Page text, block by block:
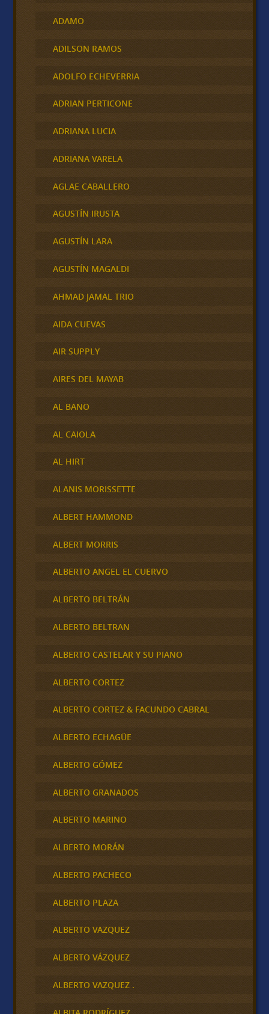
ADAMO
ADILSON RAMOS
ADOLFO ECHEVERRIA
ADRIAN PERTICONE
ADRIANA LUCIA
ADRIANA VARELA
AGLAE CABALLERO
AGUSTÍN IRUSTA
AGUSTÍN LARA
AGUSTÍN MAGALDI
AHMAD JAMAL TRIO
AIDA CUEVAS
AIR SUPPLY
AIRES DEL MAYAB
AL BANO
AL CAIOLA
AL HIRT
ALANIS MORISSETTE
ALBERT HAMMOND
ALBERT MORRIS
ALBERTO ANGEL EL CUERVO
ALBERTO BELTRÁN
ALBERTO BELTRAN
ALBERTO CASTELAR Y SU PIANO
ALBERTO CORTEZ
ALBERTO CORTEZ & FACUNDO CABRAL
ALBERTO ECHAGÜE
ALBERTO GÓMEZ
ALBERTO GRANADOS
ALBERTO MARINO
ALBERTO MORÁN
ALBERTO PACHECO
ALBERTO PLAZA
ALBERTO VAZQUEZ
ALBERTO VÁZQUEZ
ALBERTO VAZQUEZ .